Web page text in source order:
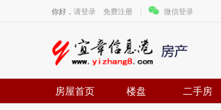
你好， 请登录 免费注册 微信登录
房屋首页 楼盘 二手房